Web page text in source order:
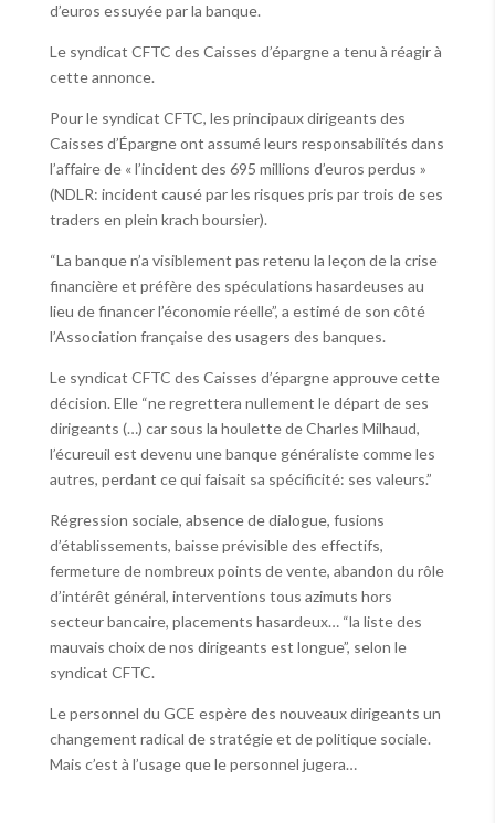
d’euros essuyée par la banque.
Le syndicat CFTC des Caisses d’épargne a tenu à réagir à
cette annonce.
Pour le syndicat CFTC, les principaux dirigeants des
Caisses d’Épargne ont assumé leurs responsabilités dans
l’affaire de « l’incident des 695 millions d’euros perdus »
(NDLR: incident causé par les risques pris par trois de ses
traders en plein krach boursier).
“La banque n’a visiblement pas retenu la leçon de la crise
financière et préfère des spéculations hasardeuses au
lieu de financer l’économie réelle”, a estimé de son côté
l’Association française des usagers des banques.
Le syndicat CFTC des Caisses d’épargne approuve cette
décision. Elle “ne regrettera nullement le départ de ses
dirigeants (…) car sous la houlette de Charles Milhaud,
l’écureuil est devenu une banque généraliste comme les
autres, perdant ce qui faisait sa spécificité: ses valeurs.”
Régression sociale, absence de dialogue, fusions
d’établissements, baisse prévisible des effectifs,
fermeture de nombreux points de vente, abandon du rôle
d’intérêt général, interventions tous azimuts hors
secteur bancaire, placements hasardeux… “la liste des
mauvais choix de nos dirigeants est longue”, selon le
syndicat CFTC.
Le personnel du GCE espère des nouveaux dirigeants un
changement radical de stratégie et de politique sociale.
Mais c’est à l’usage que le personnel jugera…